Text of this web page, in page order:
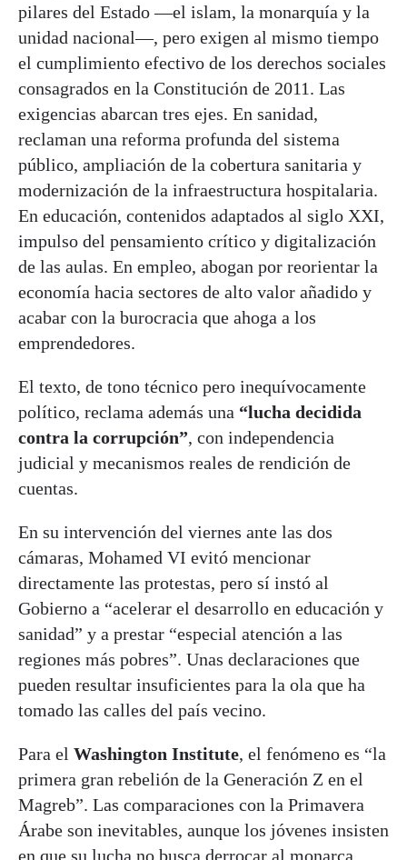
pilares del Estado —el islam, la monarquía y la
unidad nacional—, pero exigen al mismo tiempo
el cumplimiento efectivo de los derechos sociales
consagrados en la Constitución de 2011. Las
exigencias abarcan tres ejes. En sanidad,
reclaman una reforma profunda del sistema
público, ampliación de la cobertura sanitaria y
modernización de la infraestructura hospitalaria.
En educación, contenidos adaptados al siglo XXI,
impulso del pensamiento crítico y digitalización
de las aulas. En empleo, abogan por reorientar la
economía hacia sectores de alto valor añadido y
acabar con la burocracia que ahoga a los
emprendedores.
El texto, de tono técnico pero inequívocamente
político, reclama además una “lucha decidida
contra la corrupción”, con independencia
judicial y mecanismos reales de rendición de
cuentas.
En su intervención del viernes ante las dos
cámaras, Mohamed VI evitó mencionar
directamente las protestas, pero sí instó al
Gobierno a “acelerar el desarrollo en educación y
sanidad” y a prestar “especial atención a las
regiones más pobres”. Unas declaraciones que
pueden resultar insuficientes para la ola que ha
tomado las calles del país vecino.
Para el Washington Institute, el fenómeno es “la
primera gran rebelión de la Generación Z en el
Magreb”. Las comparaciones con la Primavera
Árabe son inevitables, aunque los jóvenes insisten
en que su lucha no busca derrocar al monarca,